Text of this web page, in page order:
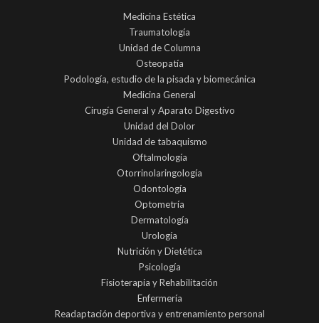
Medicina Estética
Traumatología
Unidad de Columna
Osteopatía
Podología, estudio de la pisada y biomecánica
Medicina General
Cirugía General y Aparato Digestivo
Unidad del Dolor
Unidad de tabaquismo
Oftalmología
Otorrinolaringología
Odontología
Optometría
Dermatología
Urología
Nutrición y Dietética
Psicología
Fisioterapia y Rehabilitación
Enfermería
Readaptación deportiva y entrenamiento personal